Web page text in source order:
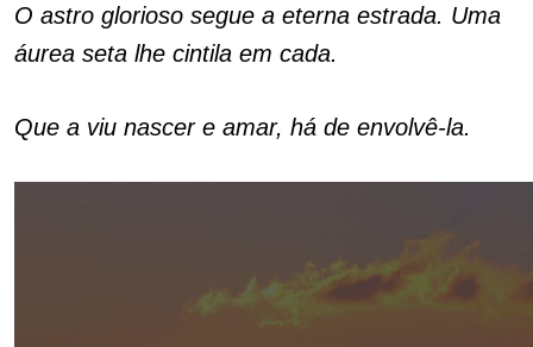
O astro glorioso segue a eterna estrada. Uma
áurea seta lhe cintila em cada.
Que a viu nascer e amar, há de envolvê-la.